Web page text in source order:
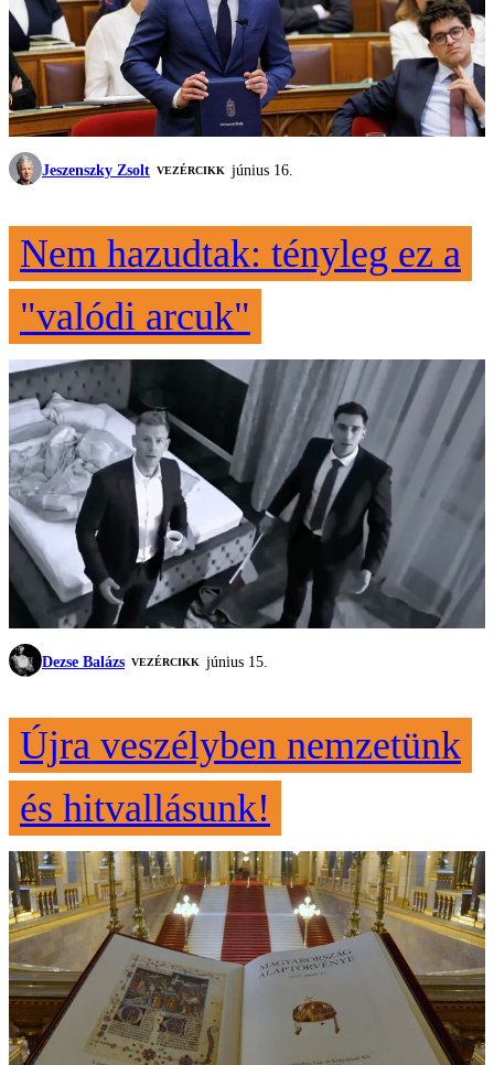
Jeszenszky Zsolt VEZÉRCIKK június 16.
Nem hazudtak: tényleg ez a
"valódi arcuk"
Dezse Balázs VEZÉRCIKK június 15.
Újra veszélyben nemzetünk
és hitvallásunk!